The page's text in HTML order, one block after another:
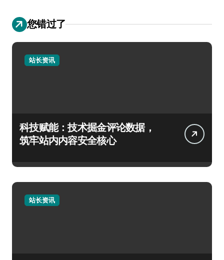
您错过了
站长资讯
科技赋能：技术掘金评论数据，
筑牢站内内容安全核心
站长资讯